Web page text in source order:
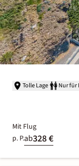
Tolle Lage Nur für
Mit Flug
p. P.ab328 €